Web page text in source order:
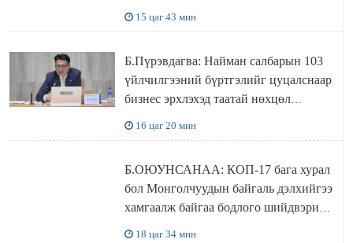
15 цаг 43 мин
Б.Пүрэвдагва: Найман салбарын 103
үйлчилгээний бүртгэлийг цуцалснаар
бизнес эрхлэхэд таатай нөхцөл
16 цаг 20 мин
Б.ОЮУНСАНАА: КОП-17 бага хурал
бол Монголчуудын байгаль дэлхийгээ
хамгаалж байгаа бодлого шийдвэрийг
18 цаг 34 мин